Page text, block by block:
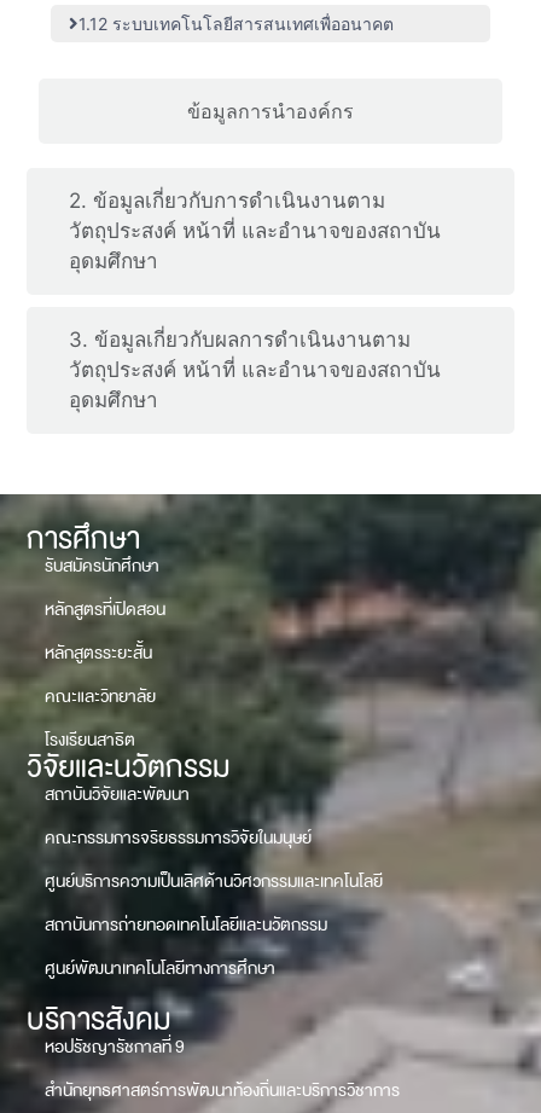
2. ข้อมูลเกี่ยวกับการดำเนินงานตาม
วัตถุประสงค์ หน้าที่ และอำนาจของสถาบัน
อุดมศึกษา
3. ข้อมูลเกี่ยวกับผลการดำเนินงานตาม
วัตถุประสงค์ หน้าที่ และอำนาจของสถาบัน
อุดมศึกษา
ข้อมูลการนำองค์กร
1.12 ระบบเทคโนโลยีสารสนเทศเพื่ออนาคต
การศึกษา
รับสมัครนักศึกษา
หลักสูตรที่เปิดสอน
หลักสูตรระยะสั้น
คณะและวิทยาลัย
โรงเรียนสาธิต
วิจัยและนวัตกรรม
สถาบันวิจัยและพัฒนา
คณะกรรมการจริยธรรมการวิจัยในมนุษย์
ศูนย์บริการความเป็นเลิศด้านวิศวกรรมและเทคโนโลยี
สถาบันการถ่ายทอดเทคโนโลยีและนวัตกรรม
ศูนย์พัฒนาเทคโนโลยีทางการศึกษา
บริการสังคม
หอปรัชญารัชกาลที่ 9
สำนักยุทธศาสตร์การพัฒนาท้องถิ่นและบริการวิชาการ